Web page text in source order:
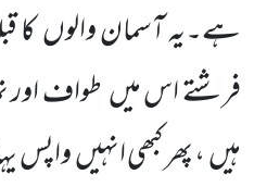
ہے۔یہ آسمان والوں کا
فرشتے اس میں طواف
ہیں ، پھر کبھی انہیں واپس